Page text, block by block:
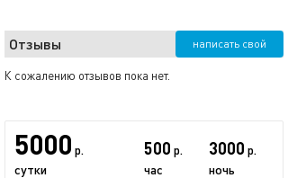
Отзывы написать свой
К сожалению отзывов пока нет.
5000 р.
сутки
500 р.
час
3000 р.
ночь